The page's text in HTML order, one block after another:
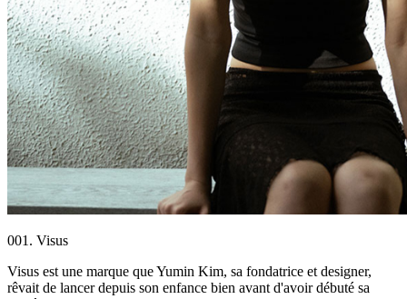
001. Visus
Visus est une marque que Yumin Kim, sa fondatrice et designer,
rêvait de lancer depuis son enfance bien avant d'avoir débuté sa